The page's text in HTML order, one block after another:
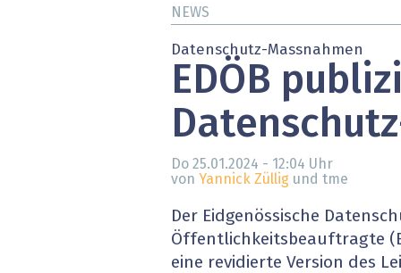
Studien
Meinungen
Hands-on
» alle News
Best
SAP
NEWS
Datenschutz-Massnahmen
EDÖB
Do 25.01.2024 - 12:04 Uhr
von Yannick Züllig und tme
Der Eidgenössische
Öffentlichkeitsbeauftragte
eine revidierte Version des